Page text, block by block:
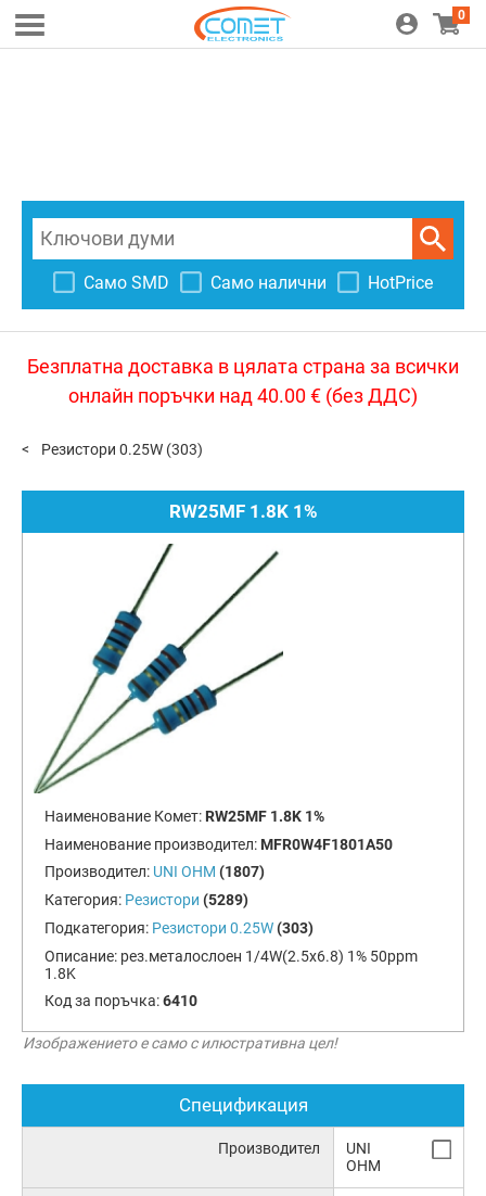
0
Само SMD Само налични HotPrice
Безплатна доставка в цялата страна за всички
онлайн поръчки над 40.00 € (без ДДС)
Резистори 0.25W (303)
RW25MF 1.8K 1%
Наименование Комет: RW25MF 1.8K 1%
Наименование производител: MFR0W4F1801A50
Производител: UNI OHM (1807)
Категория: Резистори (5289)
Подкатегория: Резистори 0.25W (303)
Описание: рез.металослоен 1/4W(2.5x6.8) 1% 50ppm
1.8K
Код за поръчка:6410
Изображението е само с илюстративна цел!
Спецификация
Производител
UNI
OHM